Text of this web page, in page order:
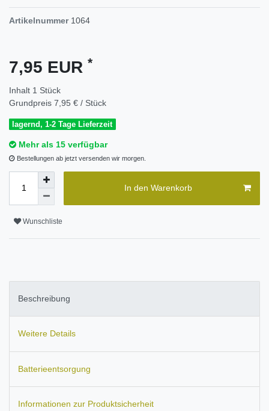
Artikelnummer 1064
7,95 EUR *
Inhalt 1 Stück
Grundpreis 7,95 € / Stück
lagernd, 1-2 Tage Lieferzeit
Mehr als 15 verfügbar
Bestellungen ab jetzt versenden wir morgen.
In den Warenkorb
Wunschliste
Beschreibung
Weitere Details
Batterieentsorgung
Informationen zur Produktsicherheit